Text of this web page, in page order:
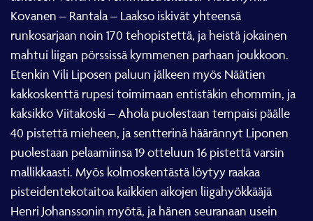
Kovanen – Rantala – Laakso iskivät yhteensä
runkosarjaan noin 170 tehopistettä, ja heistä jokainen
mahtui liigan pörssissä kymmenen parhaan joukkoon.
Etenkin Vili Liposen paluun jälkeen myös Näätien
kakkoskenttä rupesi toimimaan entistäkin ehommin, ja
kaksikko Viitakoski – Ahola puolestaan tempaisi päälle
40 pistettä mieheen, ja sentterinä häärännyt Liponen
puolestaan pelaamiinsa 19 otteluun 16 pistettä varsin
mallikkaasti. Myös kolmoskentästä löytyy raakaa
pisteidentekotaitoa kaikkien aikojen liigahyökkääjä
Henri Johanssonin myötä, ja hänen seuranaan usein